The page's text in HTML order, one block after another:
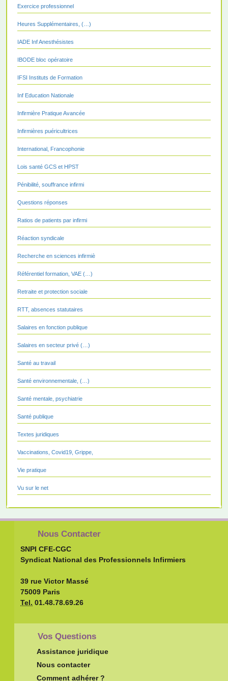
Exercice professionnel
Heures Supplémentaires, (…)
IADE Inf Anesthésistes
IBODE bloc opératoire
IFSI Instituts de Formation
Inf Education Nationale
Infirmière Pratique Avancée
Infirmières puéricultrices
International, Francophonie
Lois santé GCS et HPST
Pénibilité, souffrance infirmi
Questions réponses
Ratios de patients par infirmi
Réaction syndicale
Recherche en sciences infirmiè
Référentiel formation, VAE (…)
Retraite et protection sociale
RTT, absences statutaires
Salaires en fonction publique
Salaires en secteur privé (…)
Santé au travail
Santé environnementale, (…)
Santé mentale, psychiatrie
Santé publique
Textes juridiques
Vaccinations, Covid19, Grippe,
Vie pratique
Vu sur le net
Nous Contacter
SNPI CFE-CGC
Syndicat National des Professionnels Infirmiers
39 rue Victor Massé
75009 Paris
Tel. 01.48.78.69.26
Vos Questions
Assistance juridique
Nous contacter
Comment adhérer ?